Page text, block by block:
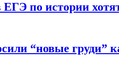
по истории
“новые груди”